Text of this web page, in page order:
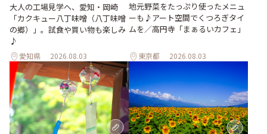
大人の工場見学へ、愛知・岡崎
「カクキュー八丁味噌（八丁味噌
の郷）」。試食や買い物も楽しみ
♪
愛知県 2026.08.03
地元野菜をたっぷり使ったメニュ
ーも♪アート空間でくつろぎタイ
ムを／高円寺「まぁるいカフェ」
東京都 2026.08.03